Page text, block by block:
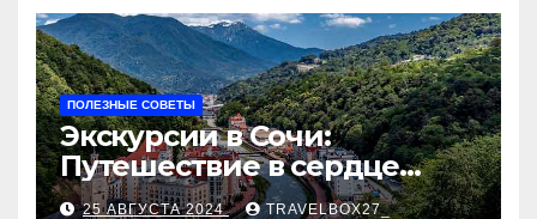
ПОЛЕЗНЫЕ СОВЕТЫ
Экскурсии в Сочи:
Путешествие в сердце
Черноморского курорта
25 АВГУСТА 2024 TRAVELBOX27_